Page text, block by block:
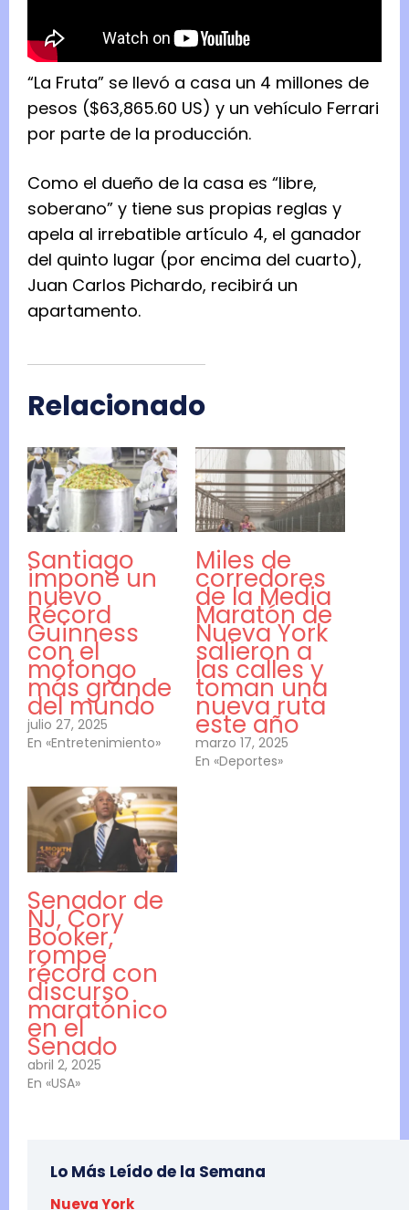
“La Fruta” se llevó a casa un 4 millones de
pesos ($63,865.60 US) y un vehículo Ferrari
por parte de la producción.
Como el dueño de la casa es “libre,
soberano” y tiene sus propias reglas y
apela al irrebatible artículo 4, el ganador
del quinto lugar (por encima del cuarto),
Juan Carlos Pichardo, recibirá un
apartamento.
Relacionado
Santiago
impone un
nuevo
Récord
Guinness
con el
mofongo
más grande
del mundo
julio 27, 2025
En «Entretenimiento»
Miles de
corredores
de la Media
Maratón de
Nueva York
salieron a
las calles y
toman una
nueva ruta
este año
marzo 17, 2025
En «Deportes»
Senador de
NJ, Cory
Booker,
rompe
récord con
discurso
maratónico
en el
Senado
abril 2, 2025
En «USA»
Lo Más Leído de la Semana
Nueva York